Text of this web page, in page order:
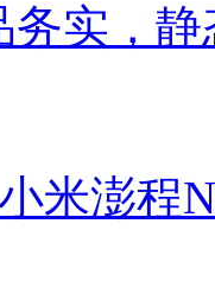
实，
米澎程